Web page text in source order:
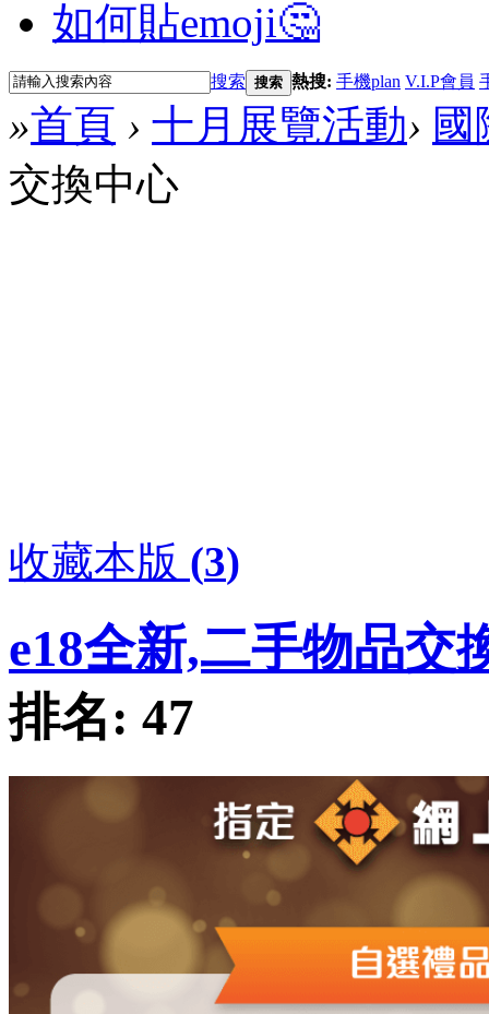
如何貼emoji🤔
搜索 搜索 熱搜: 手機plan V.I.P會員
»首頁 › 十月展覽活動› 國
交換中心
收藏本版 (3)
e18全新,二手物品交
排名: 47